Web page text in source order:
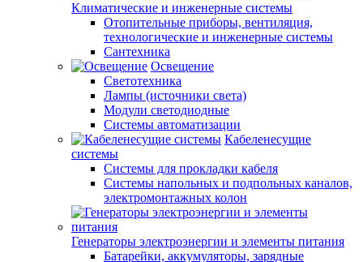
Климатические и инженерные системы
Отопительные приборы, вентиляция,
технологические и инженерные системы
Сантехника
Освещение
Светотехника
Лампы (источники света)
Модули светодиодные
Системы автоматизации
Кабеленесущие
системы
Системы для прокладки кабеля
Системы напольных и подпольных каналов,
электромонтажных колон
Генераторы электроэнергии и элементы питания
Батарейки, аккумуляторы, зарядные